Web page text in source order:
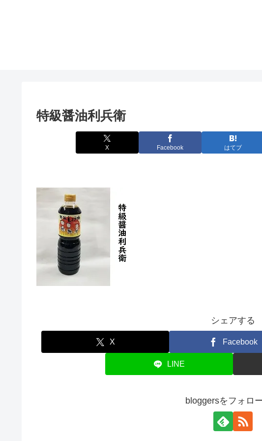
特級醤油利兵衛
X Facebook はてブ
シェアする
X Facebook
LINE
bloggersをフォロ